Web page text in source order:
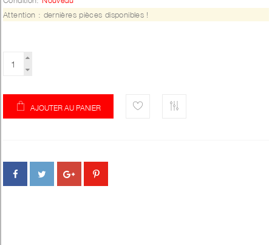
Attention : dernières pièces disponibles !
AJOUTER AU PANIER